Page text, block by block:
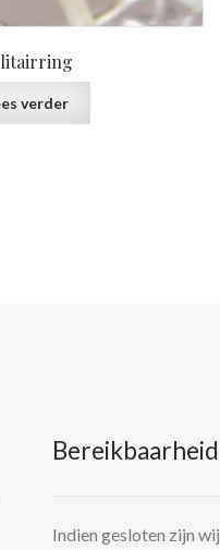
verder
Bereikbaarheid
Indien gesloten zijn wij